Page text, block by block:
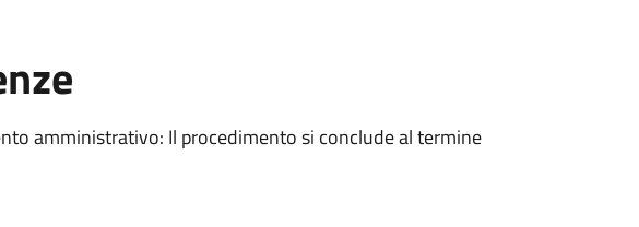
amministrativo: Il procedimento si conclude al termine